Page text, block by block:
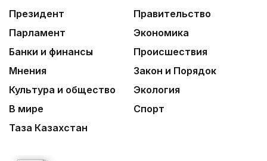
Президент
Правительство
Парламент
Экономика
Банки и финансы
Происшествия
Мнения
Закон и Порядок
Культура и общество
Экология
В мире
Спорт
Таза Казахстан